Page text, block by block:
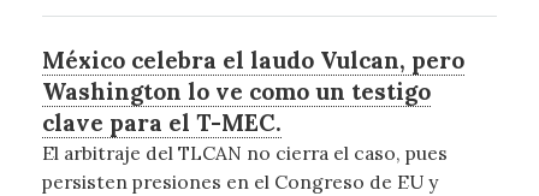
México celebra el laudo Vulcan, pero
Washington lo ve como un testigo
clave para el T-MEC.
El arbitraje del TLCAN no cierra el caso, pues
persisten presiones en el Congreso de EU y